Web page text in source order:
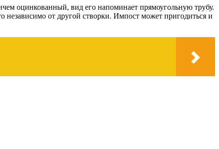
оцинкованный, вид его напоминает прямоугольную трубу.
независимо от другой створки. Импост может пригодиться и